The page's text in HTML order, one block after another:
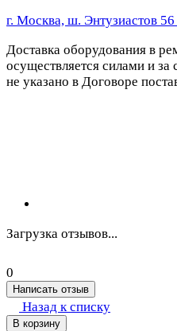
г. Москва, ш. Энтузиастов 56
Доставка оборудования в
осуществляется силами и за
не указано в Договоре
Загрузка отзывов...
0
Написать отзыв
Назад к списку
В корзину